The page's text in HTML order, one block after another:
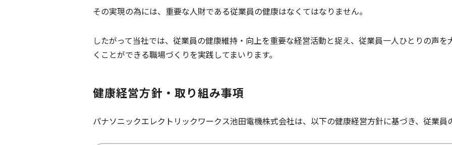
その実現の為には、重要な人財である従業員の健康はなくてはなりません。
したがって当社では、従業員の健康維持・向上を重要な経営活動と捉え、従業員一人ひとりの声
くことができる職場づくりを実践してまいります。
健康経営方針・取り組み事項
パナソニックエレクトリックワークス池田電機株式会社は、以下の健康経営方針に基づき、従業員